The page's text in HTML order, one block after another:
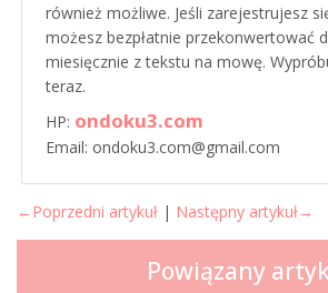
również możliwe. Jeśli zarejestrujesz
możesz bezpłatnie przekonwertować
miesięcznie z tekstu na mowę.
teraz.
HP: ondoku3.com
Email: ondoku3.com@gmail.com
←Poprzedni artykuł | Następny artykuł→
Powiązany